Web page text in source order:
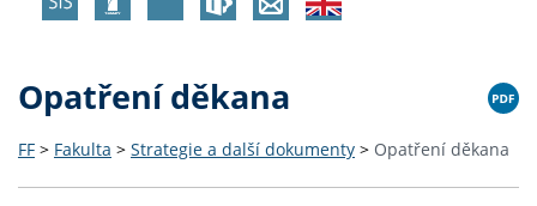
Opatření děkana
FF > Fakulta > Strategie a další dokumenty > Opatření děkana